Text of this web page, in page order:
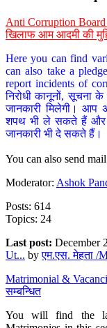
Anti Corruption Board
खिलाफ आम आदमी की
Here you can find
can also take a
report incidents of
निरोधी कानूनों, सूचना
जानकारी मिलेगी। आप
शपथ भी ले सकते हैं और
जानकारी भी दे सकते हैं।
You can also send
Moderator: Ashok
Posts: 614
Topics: 24
Last post: December
Ut... byएम.एस. मेहता /
Matrimonial &
सम्बन्धित
You will find the